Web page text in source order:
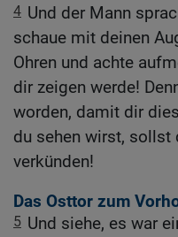
4 Und der Mann
schaue mit deinen
Ohren und achte
dir zeigen werde!
worden, damit dir
du sehen wirst, sollst
verkünden!
Das Osttor zum
5 Und siehe, es war